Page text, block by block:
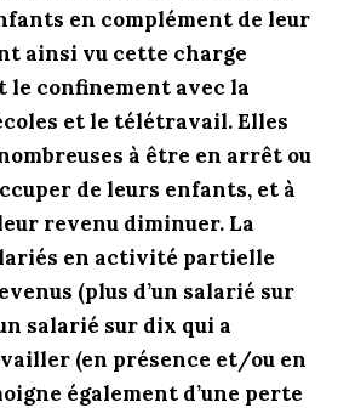
en complément de leur
ainsi vu cette charge
le confinement avec la
et le télétravail. Elles
à être en arrêt ou
de leurs enfants, et à
revenu diminuer. La
en activité partielle
(plus d’un salarié sur
salarié sur dix qui a
(en présence et/ou en
également d’une perte